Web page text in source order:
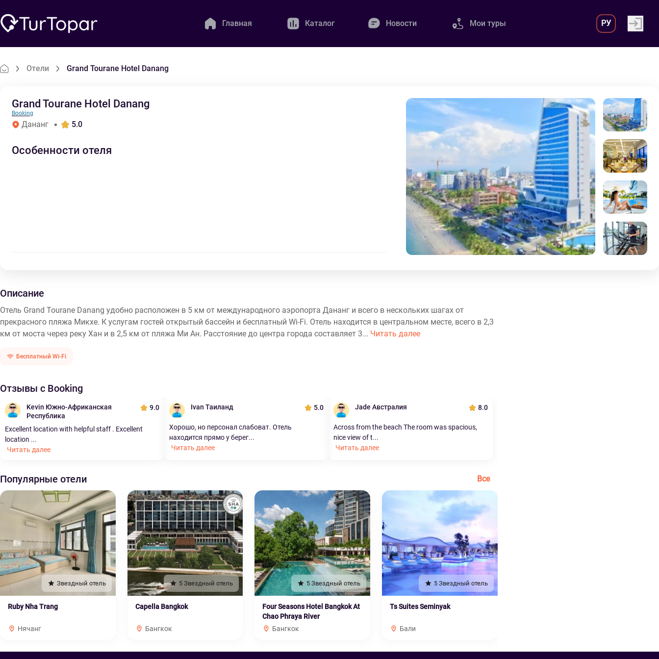
Главная Каталог Новости Мои туры РУ
Отели Grand Tourane Hotel Danang
Grand Tourane Hotel Danang
Booking
Дананг 5.0
Особенности отеля
Описание
Отель Grand Tourane Danang удобно расположен в 5 км от международного аэропорта Дананг и всего в нескольких шагах от
прекрасного пляжа Микхе. К услугам гостей открытый бассейн и бесплатный Wi-Fi. Отель находится в центральном месте, всего в 2,3
км от моста через реку Хан и в 2,5 км от пляжа Ми Ан. Расстояние до центра города составляет 3... Читать далее
Бесплатный Wi-Fi
Отзывы с Booking
Kevin Южно-Африканская
Республика
9.0
Excellent location with helpful staff . Excellent
location ...
Читать далее
Ivan Таиланд 5.0
Хорошо, но персонал слабоват. Отель
находится прямо у берег...
Читать далее
Jade Австралия 8.0
Across from the beach The room was spacious,
nice view of t...
Читать далее
Популярные отели Все
Звездный отель
Ruby Nha Trang
Нячанг
5 Звездный отель
Capella Bangkok
Бангкок
5 Звездный отель
Four Seasons Hotel Bangkok At
Chao Phraya River
Бангкок
5 Звездный отель
Ts Suites Seminyak
Бали